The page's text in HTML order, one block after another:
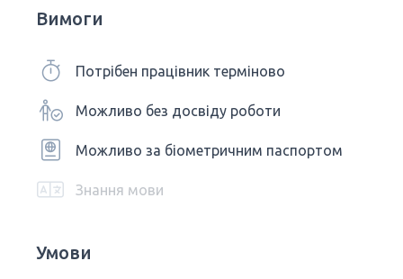
Вимоги
Потрібен працівник терміново
Можливо без досвіду роботи
Можливо за біометричним паспортом
Знання мови
Умови